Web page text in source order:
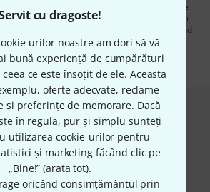
cu dragoste!
urilor noastre am dori să vă
bună experiență de cumpărături
ce este însoțit de ele. Aceasta
oferte adecvate, reclame
și preferințe de memorare. Dacă
în regulă, pur și simplu sunteți
utilizarea cookie-urilor pentru
și marketing făcând clic pe
„Bine!” (arata tot).
oricând consimțământul prin
te acum”, sunteți de acord să primiți publicitate
în orice moment. Puteți găsi informații
informativ în
regulamentul nostru privind
protecția datelor.
* Necesar
în siguranță
în siguranță cu Ramburs, Transfer